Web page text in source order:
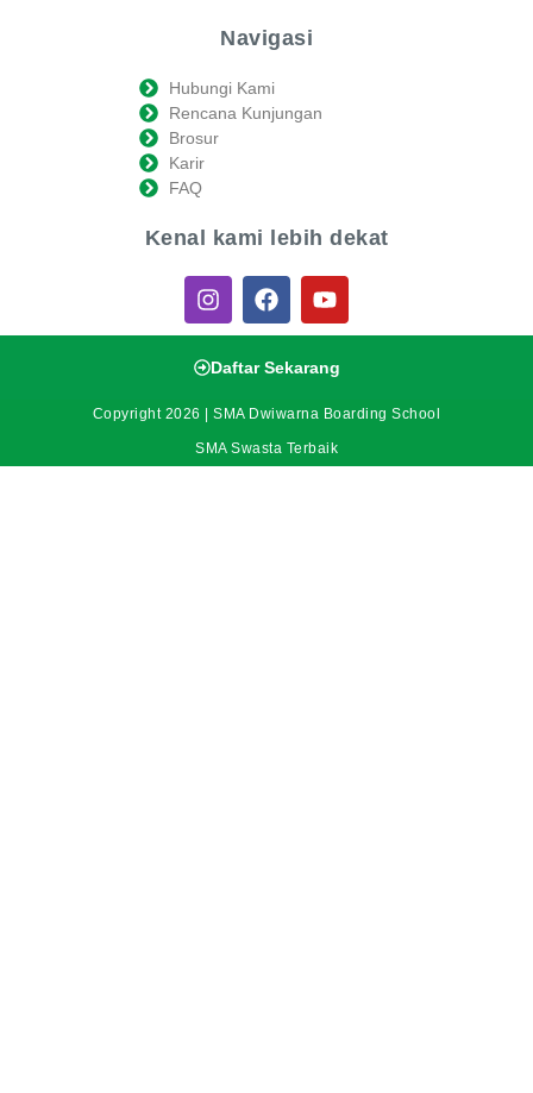
Navigasi
Hubungi Kami
Rencana Kunjungan
Brosur
Karir
FAQ
Kenal kami lebih dekat
Daftar Sekarang
Copyright 2026 | SMA Dwiwarna Boarding School
SMA Swasta Terbaik